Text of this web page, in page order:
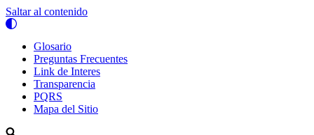
Saltar al contenido
Glosario
Preguntas Frecuentes
Link de Interes
Transparencia
PQRS
Mapa del Sitio